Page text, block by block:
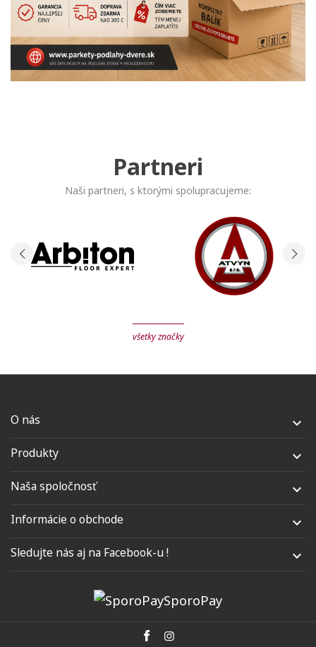
Partneri
Naši partneri, s ktorými spolupracujeme:
všetky značky
O nás 
Produkty 
Naša spoločnosť 
Informácie o obchode 
Sledujte nás aj na Facebook-u ! 
SporoPay